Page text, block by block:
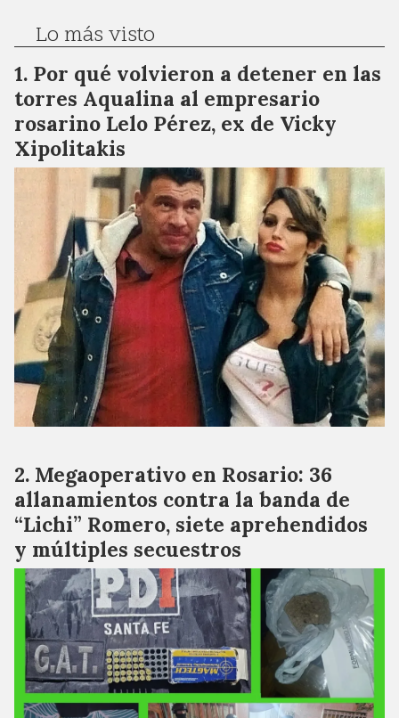
Lo más visto
Por qué volvieron a detener en las
torres Aqualina al empresario
rosarino Lelo Pérez, ex de Vicky
Xipolitakis
Megaoperativo en Rosario: 36
allanamientos contra la banda de
“Lichi” Romero, siete aprehendidos
y múltiples secuestros